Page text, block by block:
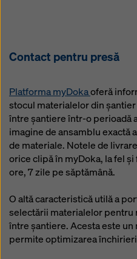
Contact pentru presă
Platforma myDokaoferă
stocul materialelor din
între șantiere într-o perioadă
imagine de ansamblu exactă
de materiale. Notele de
orice clipă în myDoka, la fel
ore, 7 zile pe săptămână.
O altă caracteristică utilă a
selectării materialelor pentru
între șantiere. Acesta este un
permite optimizarea
selectare corespunzătoare.
pentru viitor, făcând clic,
cookiela sfârșitul acestui
Pentru mai multe
noastre, consultațipolitica
Vă oferim, de asemenea,
cookie-urile (Setări